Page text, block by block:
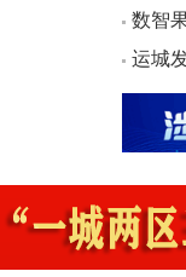
数智
运城